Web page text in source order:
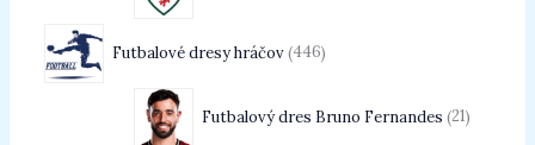
Futbalové dresy hráčov 446
Futbalový dres Bruno Fernandes 21